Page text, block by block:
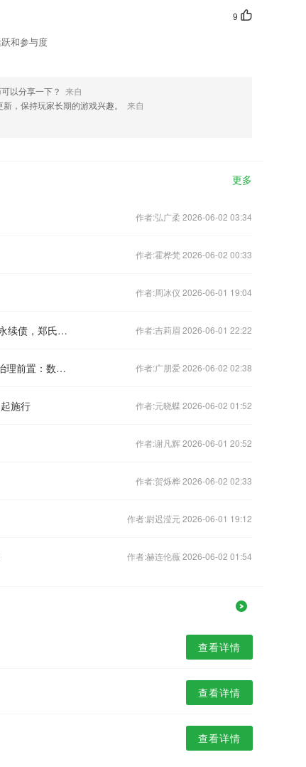
9
和参与度
以分享一下？ 来自
，保持玩家长期的游戏兴趣。
来自
更多
作者:弘广柔 2026-06-02 03:34
作者:霍桦梵 2026-06-02 00:33
作者:周冰仪 2026-06-01 19:04
新世界发展第三次宣布延期付息，涉34亿美元永续债，郑氏家族还在等钱“自救” 作者:吉莉眉 2026-06-01 22:22
张国栋：一把阅读的钥匙——《负责任创新与治理前置：数字时代的创新与治理协同研究》前言 作者:广朋爱 2026-06-02 02:38
施行 作者:元晓蝶 2026-06-02 01:52
作者:谢凡辉 2026-06-01 20:52
作者:贺烁桦 2026-06-02 02:33
作者:尉迟滢元 2026-06-01 19:12
作者:赫连伦薇 2026-06-02 01:54
查看详情
查看详情
查看详情